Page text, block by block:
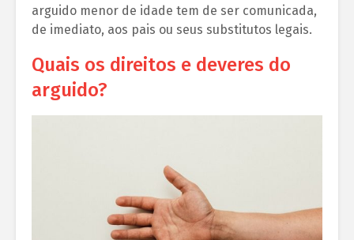
arguido menor de idade tem de ser comunicada,
de imediato, aos pais ou seus substitutos legais.
Quais os direitos e deveres do
arguido?